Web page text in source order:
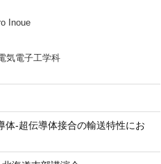
Inoue
気電子工学科
体-超伝導体接合の輸送特性にお